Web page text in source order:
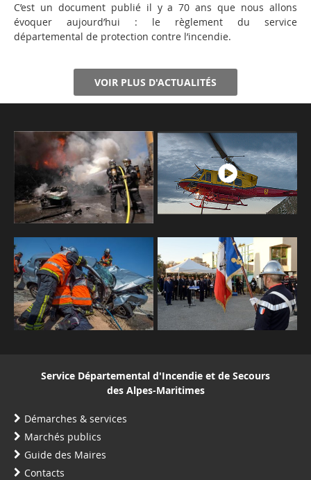
C’est un document publié il y a 70 ans que nous allons
évoquer aujourd’hui : le règlement du service
départemental de protection contre l’incendie.
VOIR PLUS D'ACTUALITÉS
Service Départemental d'Incendie et de Secours
des Alpes-Maritimes
Démarches & services
Marchés publics
Guide des Maires
Contacts